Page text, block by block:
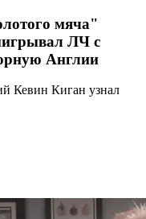
мяча"
ЛЧ с
Англии
Кевин Киган узнал